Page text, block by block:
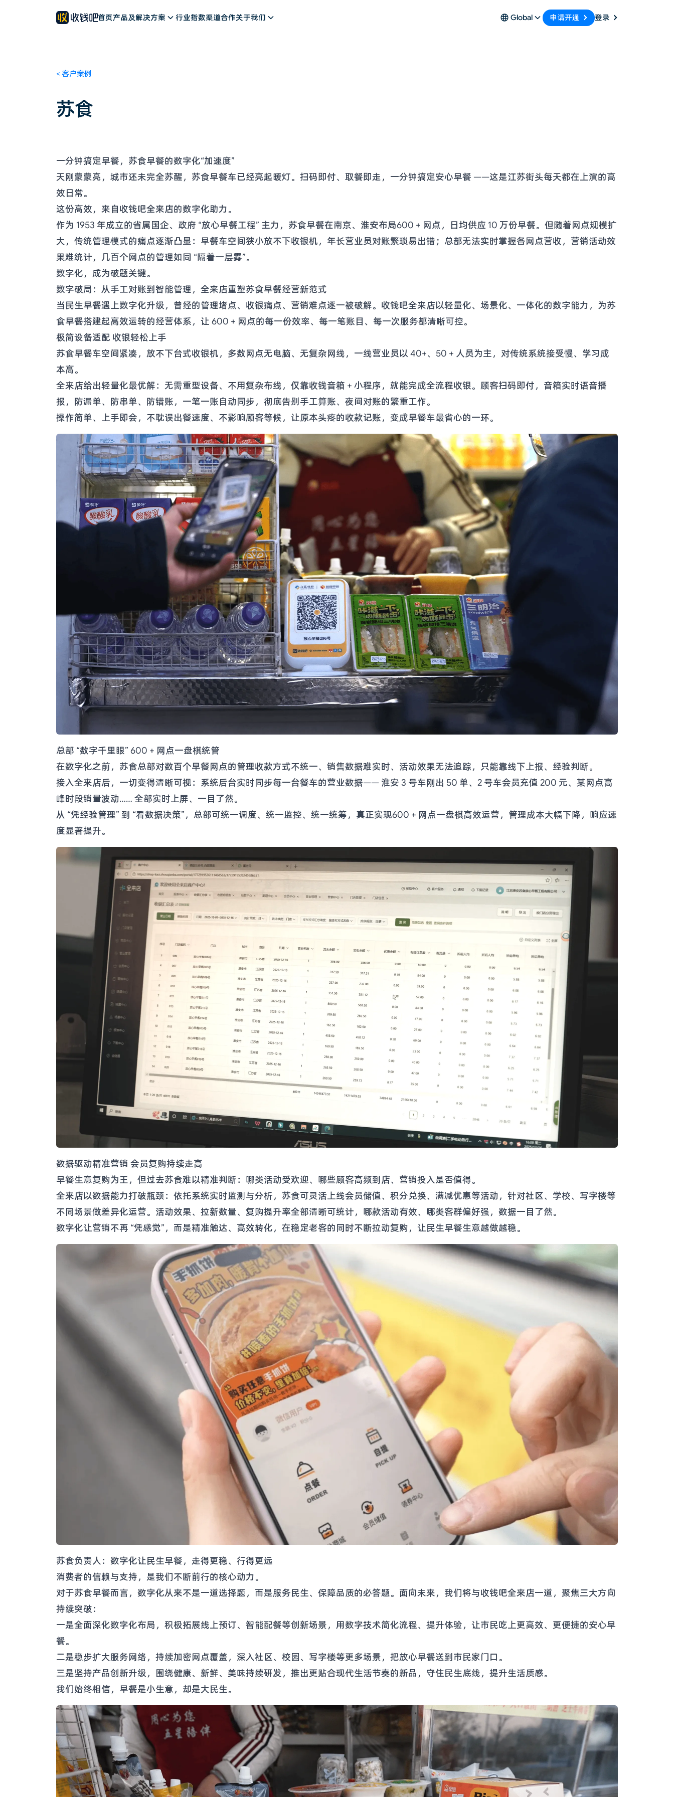
首页产品及解决方案
餐饮解决方案零售解决方案文旅解决方案其他行业解决方案
行业指数渠道合作关于我们
公司简介新闻动态客户案例联系我们加入我们 Global 申请开通 登录
< 客户案例
苏食
一分钟搞定早餐，苏食早餐的数字化“加速度”
天刚蒙蒙亮，城市还未完全苏醒，苏食早餐车已经亮起暖灯。扫码即付、取餐即走，一分钟搞定安心早餐 ——这是江苏街头每天都在上演的高
效日常。
这份高效，来自收钱吧全来店的数字化助力。
作为 1953 年成立的省属国企、政府 “放心早餐工程” 主力，苏食早餐在南京、淮安布局600 + 网点，日均供应 10 万份早餐。但随着网点规模扩
大，传统管理模式的痛点逐渐凸显：早餐车空间狭小放不下收银机，年长营业员对账繁琐易出错；总部无法实时掌握各网点营收，营销活动效
果难统计，几百个网点的管理如同 “隔着一层雾”。
数字化，成为破题关键。
数字破局：从手工对账到智能管理，全来店重塑苏食早餐经营新范式
当民生早餐遇上数字化升级，曾经的管理堵点、收银痛点、营销难点逐一被破解。收钱吧全来店以轻量化、场景化、一体化的数字能力，为苏
食早餐搭建起高效运转的经营体系，让 600 + 网点的每一份效率、每一笔账目、每一次服务都清晰可控。
极简设备适配 收银轻松上手
苏食早餐车空间紧凑，放不下台式收银机，多数网点无电脑、无复杂网线，一线营业员以 40+、50 + 人员为主，对传统系统接受慢、学习成
本高。
全来店给出轻量化最优解：无需重型设备、不用复杂布线，仅靠收钱音箱 + 小程序，就能完成全流程收银。顾客扫码即付，音箱实时语音播
报，防漏单、防串单、防错账，一笔一账自动同步，彻底告别手工算账、夜间对账的繁重工作。
操作简单、上手即会，不耽误出餐速度、不影响顾客等候，让原本头疼的收款记账，变成早餐车最省心的一环。
总部 “数字千里眼” 600 + 网点一盘棋统管
在数字化之前，苏食总部对数百个早餐网点的管理收款方式不统一、销售数据难实时、活动效果无法追踪，只能靠线下上报、经验判断。
接入全来店后，一切变得清晰可视：系统后台实时同步每一台餐车的营业数据—— 淮安 3 号车刚出 50 单、2 号车会员充值 200 元、某网点高
峰时段销量波动…… 全部实时上屏、一目了然。
从 “凭经验管理” 到 “看数据决策”，总部可统一调度、统一监控、统一统筹，真正实现600 + 网点一盘棋高效运营，管理成本大幅下降，响应速
度显著提升。
数据驱动精准营销 会员复购持续走高
早餐生意复购为王，但过去苏食难以精准判断：哪类活动受欢迎、哪些顾客高频到店、营销投入是否值得。
全来店以数据能力打破瓶颈：依托系统实时监测与分析，苏食可灵活上线会员储值、积分兑换、满减优惠等活动，针对社区、学校、写字楼等
不同场景做差异化运营。活动效果、拉新数量、复购提升率全部清晰可统计，哪款活动有效、哪类客群偏好强，数据一目了然。
数字化让营销不再 “凭感觉”，而是精准触达、高效转化，在稳定老客的同时不断拉动复购，让民生早餐生意越做越稳。
苏食负责人：数字化让民生早餐，走得更稳、行得更远
消费者的信赖与支持，是我们不断前行的核心动力。
对于苏食早餐而言，数字化从来不是一道选择题，而是服务民生、保障品质的必答题。面向未来，我们将与收钱吧全来店一道，聚焦三大方向
持续突破：
一是全面深化数字化布局，积极拓展线上预订、智能配餐等创新场景，用数字技术简化流程、提升体验，让市民吃上更高效、更便捷的安心早
餐。
二是稳步扩大服务网络，持续加密网点覆盖，深入社区、校园、写字楼等更多场景，把放心早餐送到市民家门口。
三是坚持产品创新升级，围绕健康、新鲜、美味持续研发，推出更贴合现代生活节奏的新品，守住民生底线，提升生活质感。
我们始终相信，早餐是小生意，却是大民生。